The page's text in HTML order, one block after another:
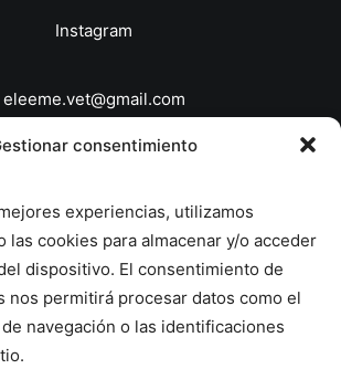
consentimiento
experiencias, utilizamos
las cookies para almacenar y/o acceder
dispositivo. El consentimiento de
nos permitirá procesar datos como el
navegación o las identificaciones
All rights reserved
Política de Privacidad
Política de Cookies
Instagram
eleeme.vet@gmail.com